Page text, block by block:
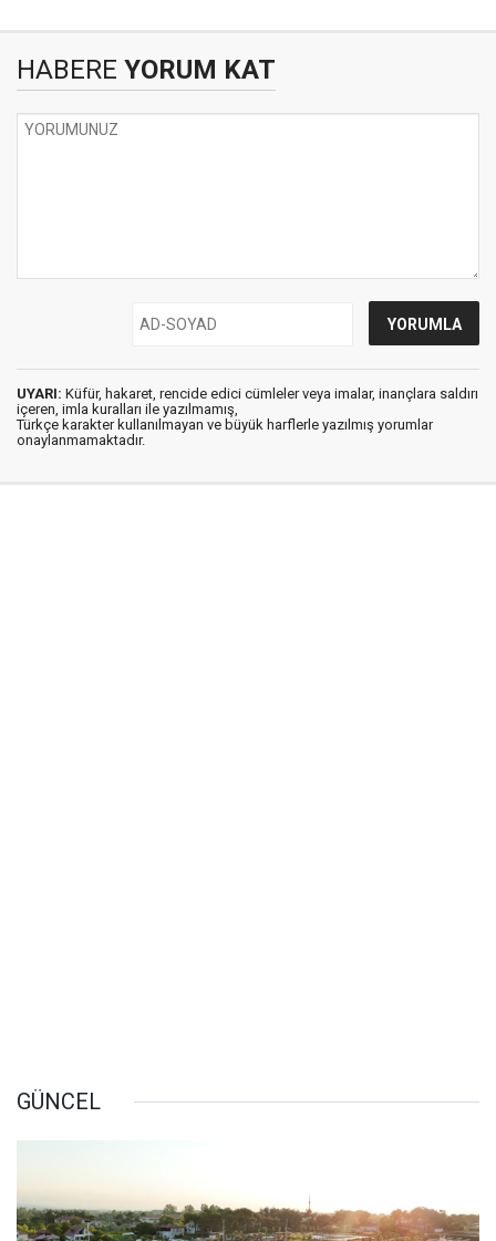
HABERE YORUM KAT
UYARI: Küfür, hakaret, rencide edici cümleler veya imalar, inançlara saldırı
içeren, imla kuralları ile yazılmamış,
Türkçe karakter kullanılmayan ve büyük harflerle yazılmış yorumlar
onaylanmamaktadır.
GÜNCEL